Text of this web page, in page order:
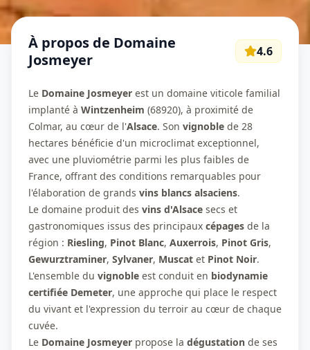
À propos de Domaine
Josmeyer
4.6
Le Domaine Josmeyer est un domaine viticole familial
implanté à Wintzenheim (68920), à proximité de
Colmar, au cœur de l'Alsace. Son vignoble de 28
hectares bénéficie d'un microclimat exceptionnel,
avec une pluviométrie parmi les plus faibles de
France, offrant des conditions remarquables pour
l'élaboration de grands vins blancs alsaciens.
Le domaine produit des vins d'Alsace secs et
gastronomiques issus des principaux cépages de la
région : Riesling, Pinot Blanc, Auxerrois, Pinot Gris,
Gewurztraminer, Sylvaner, Muscat et Pinot Noir.
L'ensemble du vignoble est conduit en biodynamie
certifiée Demeter, une approche qui place le respect
du vivant et l'expression du terroir au cœur de chaque
cuvée.
Le Domaine Josmeyer propose la dégustation de ses